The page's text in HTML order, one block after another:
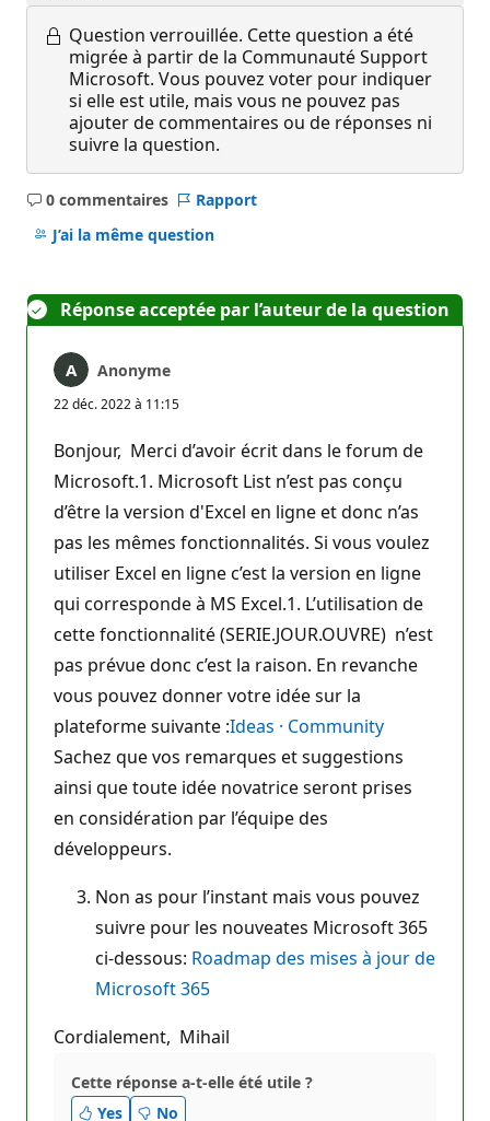
Question verrouillée. Cette question a été
migrée à partir de la Communauté Support
Microsoft. Vous pouvez voter pour indiquer
si elle est utile, mais vous ne pouvez pas
ajouter de commentaires ou de réponses ni
suivre la question.
0 commentaires
Aucun
commentaire
Rapport
J’ai la même question
Réponse acceptée par l’auteur de la question
Anonyme
22 déc. 2022 à 11:15
Bonjour, Merci d’avoir écrit dans le forum de
Microsoft.1. Microsoft List n’est pas conçu
d’être la version d'Excel en ligne et donc n’as
pas les mêmes fonctionnalités. Si vous voulez
utiliser Excel en ligne c’est la version en ligne
qui corresponde à MS Excel.1. L’utilisation de
cette fonctionnalité (SERIE.JOUR.OUVRE) n’est
pas prévue donc c’est la raison. En revanche
vous pouvez donner votre idée sur la
plateforme suivante :Ideas · Community
Sachez que vos remarques et suggestions
ainsi que toute idée novatrice seront prises
en considération par l’équipe des
développeurs.
Non as pour l’instant mais vous pouvez
suivre pour les nouveates Microsoft 365
ci-dessous: Roadmap des mises à jour de
Microsoft 365
Cordialement, Mihail
Cette réponse a-t-elle été utile ?
Yes
No